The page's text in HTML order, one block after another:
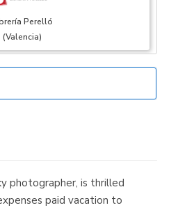
Perelló
(Valencia)
Elías
Kolima
(Madrid)
photographer, is thrilled
paid vacation to